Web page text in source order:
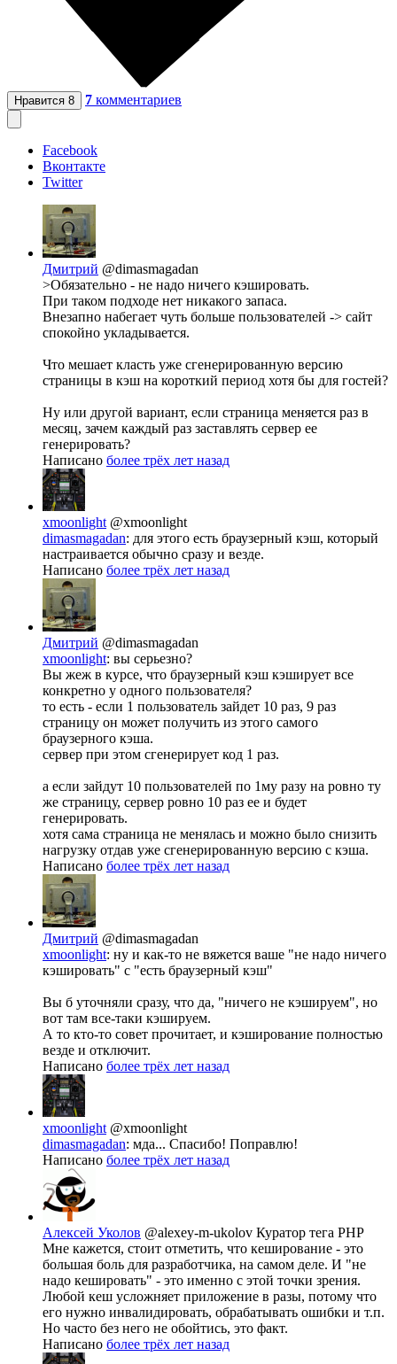
Нравится 8 7 комментариев
Facebook
Вконтакте
Twitter
Дмитрий @dimasmagadan
>Обязательно - не надо ничего кэшировать.
При таком подходе нет никакого запаса.
Внезапно набегает чуть больше пользователей -> сайт
спокойно укладывается.
Что мешает класть уже сгенерированную версию
страницы в кэш на короткий период хотя бы для гостей?
Ну или другой вариант, если страница меняется раз в
месяц, зачем каждый раз заставлять сервер ее
генерировать?
Написано более трёх лет назад
xmoonlight @xmoonlight
dimasmagadan: для этого есть браузерный кэш, который
настраивается обычно сразу и везде.
Написано более трёх лет назад
Дмитрий @dimasmagadan
xmoonlight: вы серьезно?
Вы жеж в курсе, что браузерный кэш кэширует все
конкретно у одного пользователя?
то есть - если 1 пользователь зайдет 10 раз, 9 раз
страницу он может получить из этого самого
браузерного кэша.
сервер при этом сгенерирует код 1 раз.
а если зайдут 10 пользователей по 1му разу на ровно ту
же страницу, сервер ровно 10 раз ее и будет
генерировать.
хотя сама страница не менялась и можно было снизить
нагрузку отдав уже сгенерированную версию с кэша.
Написано более трёх лет назад
Дмитрий @dimasmagadan
xmoonlight: ну и как-то не вяжется ваше "не надо ничего
кэшировать" с "есть браузерный кэш"
Вы б уточняли сразу, что да, "ничего не кэшируем", но
вот там все-таки кэшируем.
А то кто-то совет прочитает, и кэширование полностью
везде и отключит.
Написано более трёх лет назад
xmoonlight @xmoonlight
dimasmagadan: мда... Спасибо! Поправлю!
Написано более трёх лет назад
Алексей Уколов @alexey-m-ukolov Куратор тега PHP
Мне кажется, стоит отметить, что кеширование - это
большая боль для разработчика, на самом деле. И "не
надо кешировать" - это именно с этой точки зрения.
Любой кеш усложняет приложение в разы, потому что
его нужно инвалидировать, обрабатывать ошибки и т.п.
Но часто без него не обойтись, это факт.
Написано более трёх лет назад